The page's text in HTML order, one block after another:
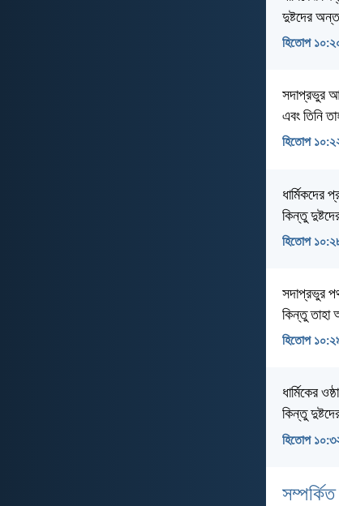
দুষ্টদের
হিতোপ
সদাপ্রভুর
এবং তিনি
হিতোপ
ধার্মিকদের
কিন্তু
হিতোপ
সদাপ্রভুর
কিন্তু তাহা
হিতোপ
ধার্মিকের
কিন্তু
হিতোপ
সম্পর্কিত